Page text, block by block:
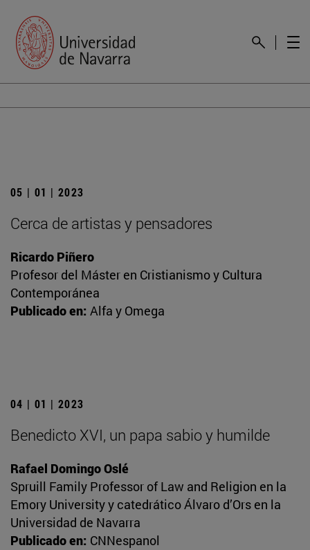
05 | 01 | 2023
Cerca de artistas y pensadores
Ricardo Piñero
Profesor del Máster en Cristianismo y Cultura
Contemporánea
Publicado en: Alfa y Omega
04 | 01 | 2023
Benedicto XVI, un papa sabio y humilde
Rafael Domingo Oslé
Spruill Family Professor of Law and Religion en la
Emory University y catedrático Álvaro d’Ors en la
Universidad de Navarra
Publicado en: CNNespanol